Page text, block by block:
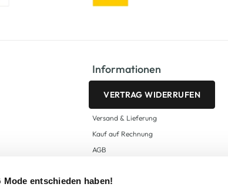
entschieden haben!
Informationen
VERTRAG WIDERRUFEN
Versand & Lieferung
Kauf auf Rechnung
AGB
Zahlungsarten